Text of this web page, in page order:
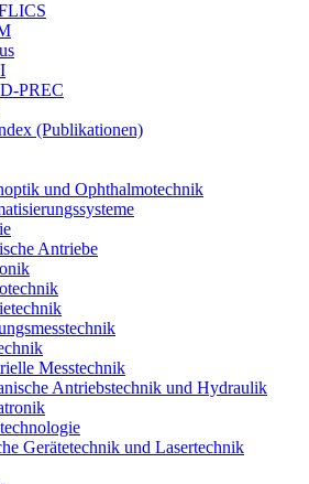
PREC
(Publikationen)
und Ophthalmotechnik
Antriebe
Messtechnik
Antriebstechnik und Hydraulik
Gerätetechnik und Lasertechnik